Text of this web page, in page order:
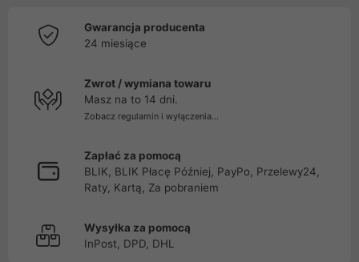
Gwarancja producenta
24 miesiące
Zwrot / wymiana towaru
Masz na to 14 dni.
Zobacz regulamin i wyłączenia...
Zapłać za pomocą
BLIK, BLIK Płacę Później, PayPo, Przelewy24,
Raty, Kartą, Za pobraniem
Wysyłka za pomocą
InPost, DPD, DHL